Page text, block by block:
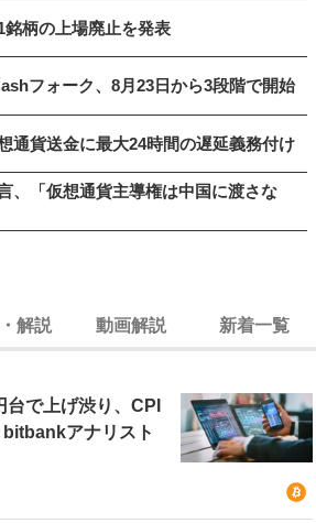
銘柄の上場廃止を発表
フォーク、8月23日から3段階で開始
通貨送金に最大24時間の遅延義務付け
、「仮想通貨主導権は中国に渡さな
解説 動画解説 新着一覧
で上げ渋り、CPI
アナリスト